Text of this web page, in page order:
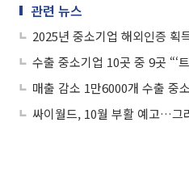
관련 뉴스
2025년 중소기업 해외인증 획
수출 중소기업 10곳 중 9곳 “‘